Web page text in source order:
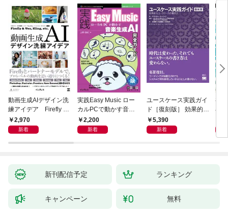
動画生成AIデザイン洗
練アイデア Firefly &
Veo， Kling， etc.
2,970
新着
実践Easy Music ロー
カルPCで動かす音楽
生成AI完全ガイド
2,200
新着
ユースケース実践ガイ
ド［復刻版］ 効果的な
ユースケースの書き方
5,390
新着
初
小
新刊配信予定 ランキング
キャンペーン 無料